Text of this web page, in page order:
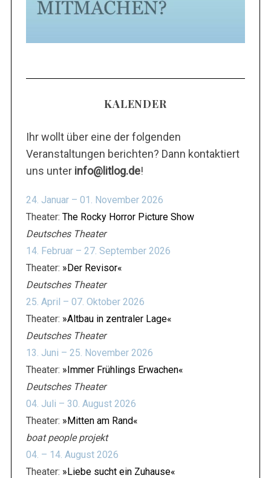
KALENDER
Ihr wollt über eine der folgenden
Veranstaltungen berichten? Dann kontaktiert
uns unter info@litlog.de!
24. Januar – 01. November 2026
Theater: The Rocky Horror Picture Show
Deutsches Theater
14. Februar – 27. September 2026
Theater: »Der Revisor«
Deutsches Theater
25. April – 07. Oktober 2026
Theater: »Altbau in zentraler Lage«
Deutsches Theater
13. Juni – 25. November 2026
Theater: »Immer Frühlings Erwachen«
Deutsches Theater
04. Juli – 30. August 2026
Theater: »Mitten am Rand«
boat people projekt
04. – 14. August 2026
Theater: »Liebe sucht ein Zuhause«